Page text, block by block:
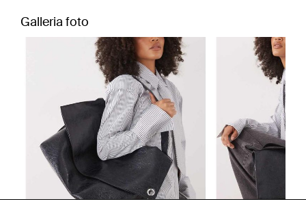
Galleria foto